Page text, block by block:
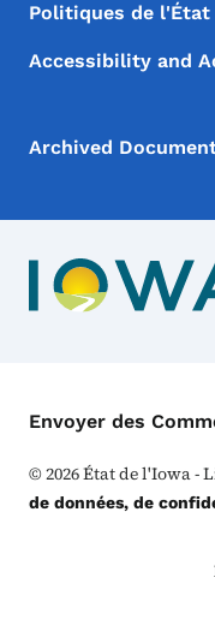
Politiques de l'État
Accessibility and
Archived
Menu de
Envoyer des
©2026État de l'Iowa -
de données, de